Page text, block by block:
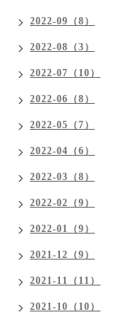
2022-09（8）
2022-08（3）
2022-07（10）
2022-06（8）
2022-05（7）
2022-04（6）
2022-03（8）
2022-02（9）
2022-01（9）
2021-12（9）
2021-11（11）
2021-10（10）